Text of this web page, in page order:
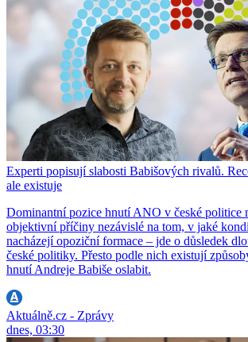
Experti popisují slabosti Babišových rivalů.
ale existuje
Dominantní pozice hnutí ANO v české politice
objektivní příčiny nezávislé na tom, v jaké
nacházejí opoziční formace – jde o důsledek
české politiky. Přesto podle nich existují
hnutí Andreje Babiše oslabit.
Aktuálně.cz - Zprávy
dnes, 03:30